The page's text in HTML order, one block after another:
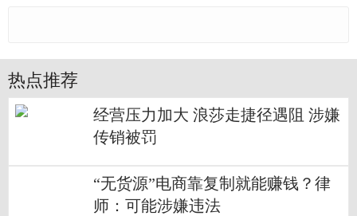
热点推荐
经营压力加大 浪莎走捷径遇阻 涉嫌
传销被罚
“无货源”电商靠复制就能赚钱？律
师：可能涉嫌违法